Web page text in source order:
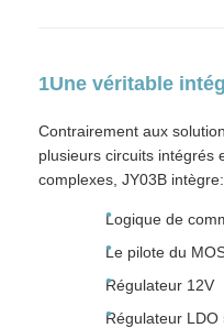
1Une véritable
Contrairement aux
plusieurs circuits intégrés
complexes, JY03B intègre:
Logique de
Le pilote du
Régulateur 12V
Régulateur LDO